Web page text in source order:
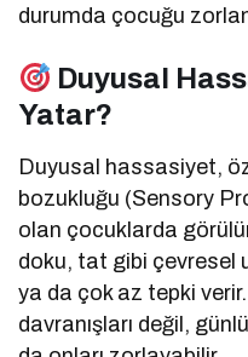
durumda çocuğu
Duyusal
Yatar?
Duyusal hassasiyet,
bozukluğu (Sensory
olan çocuklarda
doku, tat gibi çevresel
ya da çok az tepki
davranışları değil,